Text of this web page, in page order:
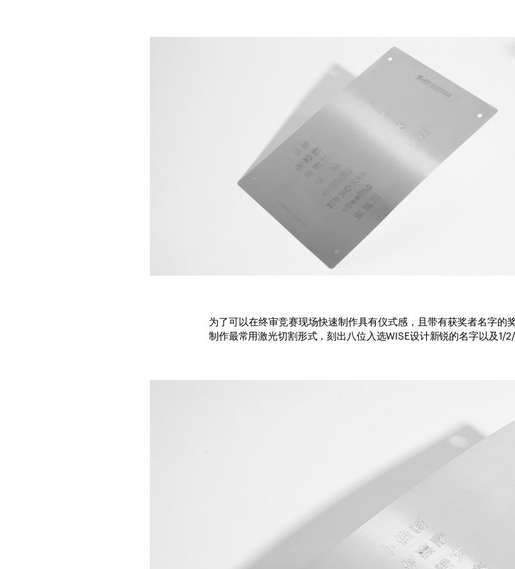
为了可以在终审竞赛现场快速制作具有仪式感，且带有获奖者名字
制作最常用激光切割形式，刻出八位入选WISE设计新锐的名字以及1/2/